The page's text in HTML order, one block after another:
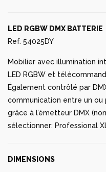
LED RGBW DMX BATTERIE
Ref. 54025DY
Mobilier avec illumination
LED RGBW et
Également contrôlé par
communication entre un
grâce à l’émetteur DMX
sélectionner: Professional
DIMENSIONS